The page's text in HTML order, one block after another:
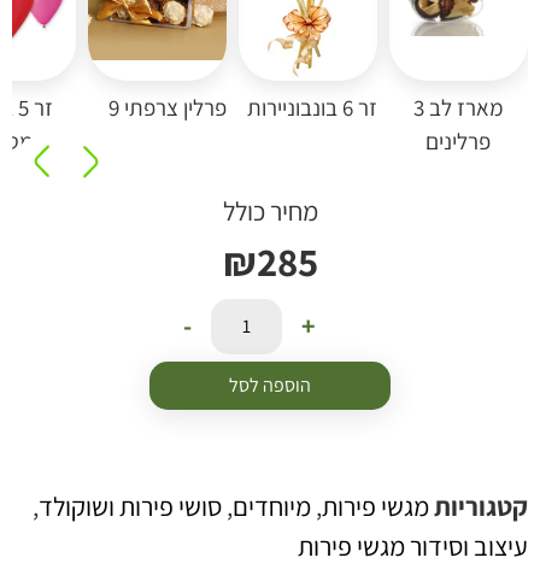
מארז לב 3
פרלינים
זר 6 בונבוניירות פרלין צרפתי 9
זר 5
מחיר כולל
₪285
הוספה לסל
מגשי פירות,מיוחדים,סושי פירות ושוקולד,
וסידור מגשי פירות